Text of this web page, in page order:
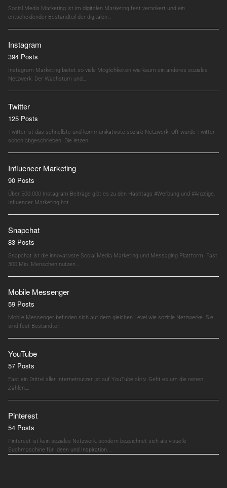
Social Media Marketing ist im digitalen Marketing fest verankert und ein
entscheidender Bestandteil der digitalen…
Instagram
394 Posts
Instagram Marketing bietet so viele Möglichkeiten wie kaum ein anderes soziales
Netzwerk. Der Wachstum und…
Twitter
125 Posts
Twitter ist das schnellste und kommunikativste soziale Netzwerk. Oft wurde Twitter
schon abgeschrieben. Die letzen…
Influencer Marketing
90 Posts
Über 500.000 Instagram Beiträge gibt es zu den Hashtags #Werbung und #Anzeige.
Influencer Marketing hat…
Snapchat
83 Posts
Snapchat ist die innovativste Social Media Marketing und Messaging Plattform. Fast
300 Mio. Menschen nutzen…
Mobile Messenger
59 Posts
Mobile Messenger befinden sich auf dem gleichen Level wie soziale Netzwerke. Sie
sind fest Bestandteil…
YouTube
57 Posts
Fast ein Drittel aller Internetnutzer ist auf YouTube aktiv. Geht es um die reinen
Zahlen,…
Pinterest
54 Posts
Pinterest ist kein soziales Netzwerk, sondern bezeichnet sich als visuelle
Suchmaschine für Ideen und Inspiration.…